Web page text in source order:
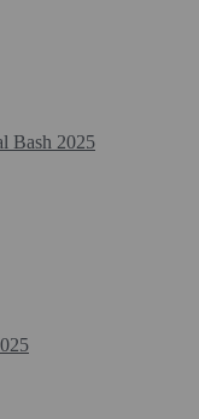
Bash 2025